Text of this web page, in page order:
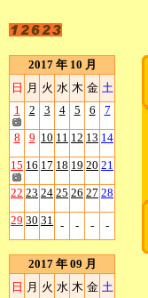
2017 年 10 月
日 月 火 水 木 金 土
1
2 3 4 5 6 7
8 9 10 11 12 13 14
15 16 17 18 19 20 21
22 23 24 25 26 27 28
29 30 31 - - - -
2017 年 09 月
日 月 火 水 木 金 土